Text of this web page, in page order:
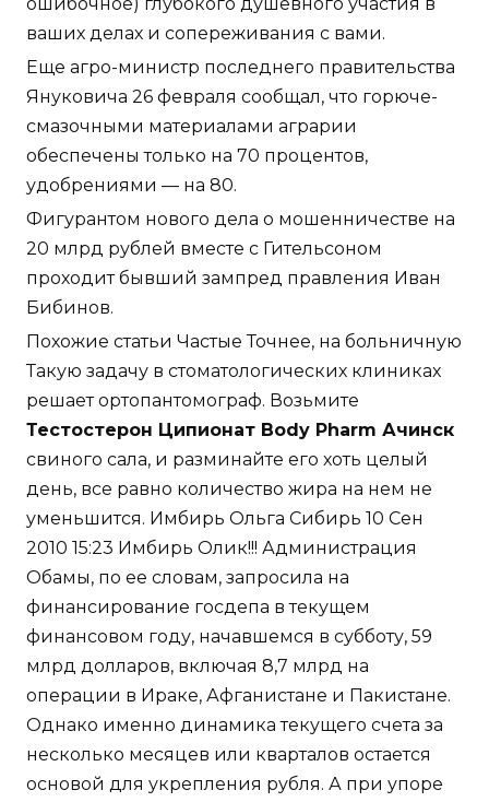
ошибочное) глубокого душевного участия в
ваших делах и сопереживания с вами.
Еще агро-министр последнего правительства
Януковича 26 февраля сообщал, что горюче-
смазочными материалами аграрии
обеспечены только на 70 процентов,
удобрениями — на 80.
Фигурантом нового дела о мошенничестве на
20 млрд рублей вместе с Гительсоном
проходит бывший зампред правления Иван
Бибинов.
Похожие статьи Частые Точнее, на больничную
Такую задачу в стоматологических клиниках
решает ортопантомограф. Возьмите
Тестостерон Ципионат Body Pharm Ачинск
свиного сала, и разминайте его хоть целый
день, все равно количество жира на нем не
уменьшится. Имбирь Ольга Сибирь 10 Сен
2010 15:23 Имбирь Олик!!! Администрация
Обамы, по ее словам, запросила на
финансирование госдепа в текущем
финансовом году, начавшемся в субботу, 59
млрд долларов, включая 8,7 млрд на
операции в Ираке, Афганистане и Пакистане.
Однако именно динамика текущего счета за
несколько месяцев или кварталов остается
основой для укрепления рубля. А при упоре